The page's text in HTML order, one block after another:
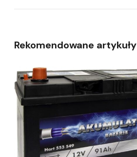
Rekomendowane artykuły